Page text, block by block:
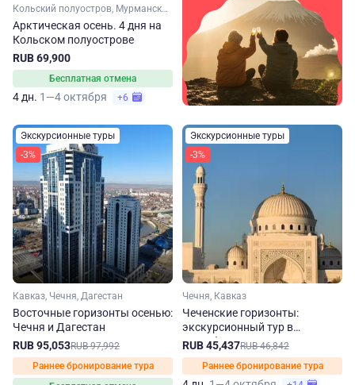
Кольский полуостров, Мурманская область, Арктика
Арктическая осень. 4 дня на
Кольском полуострове
RUB 69,900
Бесплатная отмена
4 дн. 1—4 октября +6
Экскурсионные туры
-3%
Кавказ, Чечня, Дагестан
Восточные горизонты осенью:
Чечня и Дагестан
RUB 95,053RUB 97,992
Раннее бронирование тура
Экскурсионные туры
-3%
Чечня, Кавказ
Чеченские горизонты:
экскурсионный тур в
республику осенью
RUB 45,437RUB 46,842
Раннее бронирование тура